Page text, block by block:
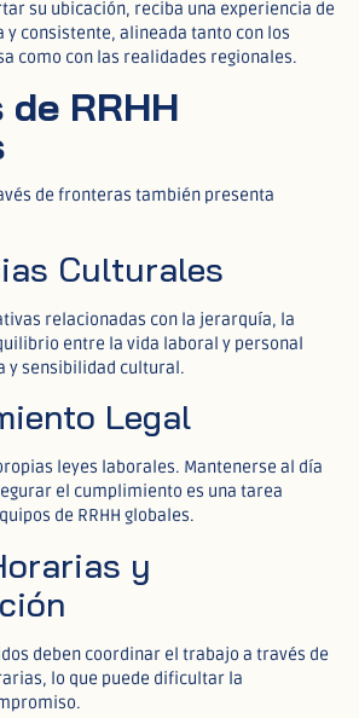
su ubicación, reciba una experiencia de
y consistente, alineada tanto con los
como con las realidades regionales.
RRHH
de fronteras también presenta
Culturales
relacionadas con la jerarquía, la
entre la vida laboral y personal
y sensibilidad cultural.
Legal
leyes laborales. Mantenerse al día
el cumplimiento es una tarea
de RRHH globales.
y
deben coordinar el trabajo a través de
lo que puede dificultar la